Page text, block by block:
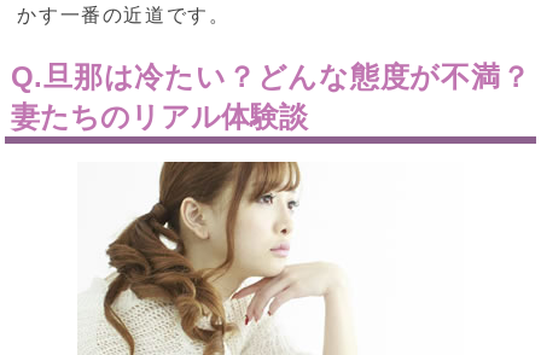
かす一番の近道です。
Q.旦那は冷たい？どんな態度が不満？
妻たちのリアル体験談